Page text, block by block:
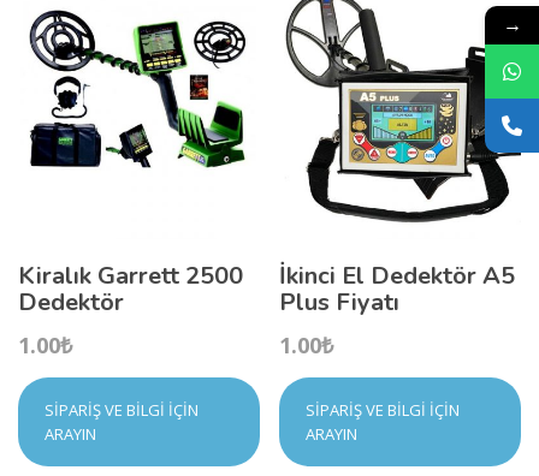
Kiralık Garrett 2500
Dedektör
1.00₺
SIPARIŞ VE BILGI İÇIN
ARAYIN
İkinci El Dedektör A5
Plus Fiyatı
1.00₺
SIPARIŞ VE BILGI İÇIN
ARAYIN
→